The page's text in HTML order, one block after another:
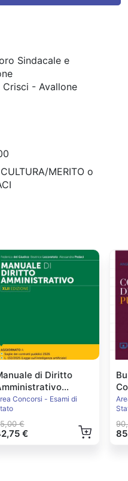
Sindacale e
- Avallone
MERITO o
di Diritto
Concorsi - Esami di
€
€